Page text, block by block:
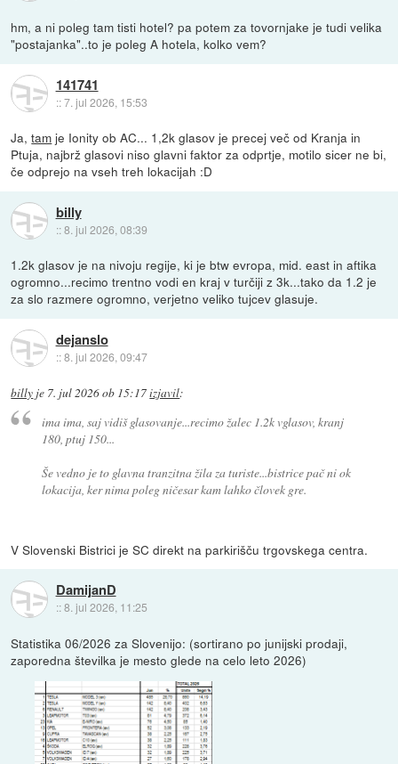
hm, a ni poleg tam tisti hotel? pa potem za tovornjake je tudi velika
"postajanka"..to je poleg A hotela, kolko vem?
141741
::7. jul 2026, 15:53
Ja,tam je Ionity ob AC... 1,2k glasov je precej več od Kranja in
Ptuja, najbrž glasovi niso glavni faktor za odprtje, motilo sicer ne bi,
če odprejo na vseh treh lokacijah :D
billy
::8. jul 2026, 08:39
1.2k glasov je na nivoju regije, ki je btw evropa, mid. east in aftika
ogromno...recimo trentno vodi en kraj v turčiji z 3k...tako da 1.2 je
za slo razmere ogromno, verjetno veliko tujcev glasuje.
dejanslo
::8. jul 2026, 09:47
billy je 7. jul 2026 ob 15:17izjavil:
ima ima, saj vidiš glasovanje...recimo žalec 1.2k vglasov, kranj
180, ptuj 150...
Še vedno je to glavna tranzitna žila za turiste...bistrice pač ni ok
lokacija, ker nima poleg ničesar kam lahko človek gre.
V Slovenski Bistrici je SC direkt na parkirišču trgovskega centra.
DamijanD
::8. jul 2026, 11:25
Statistika 06/2026 za Slovenijo: (sortirano po junijski prodaji,
zaporedna številka je mesto glede na celo leto 2026)